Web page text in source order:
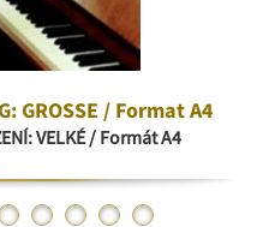
GROSSE / Format A4
VELKÉ / Formát A4